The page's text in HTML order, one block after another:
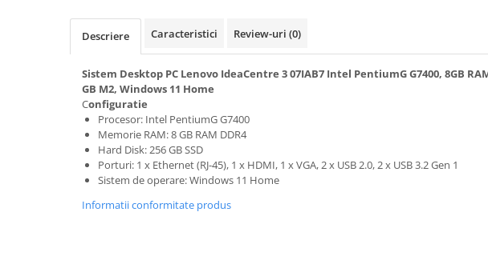
Calculatoare REFURBISHED
Calculatoare RENEW
Calculatoare WORKSTATION
Componente PC NOI
Hard Disk-uri Desktop
Descriere Caracteristici Review-uri (0)
Sistem Desktop PC Lenovo IdeaCentre 3 07IAB7 Intel PentiumG G7400, 8GB
GB M2, Windows 11 Home
Configuratie
Procesor: Intel PentiumG G7400
Memorie RAM: 8GB RAM DDR4
Hard Disk: 256GB SSD
Porturi: 1 x Ethernet (RJ-45), 1 x HDMI, 1 x VGA, 2 x USB 2.0, 2 x USB 3.2 Gen 1
Sistem de operare: Windows 11 Home
Informatii conformitate produs